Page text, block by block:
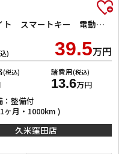
S ETC アルミホイール オートライト スマートキー 電動格納ミラー CVT 盗難防止システム 衝突安全ボディ ABS ESC CD エアコン パワーステアリング
) 39.5万円
(税込) 諸費用(税込)
13.6万円
：整備付
ヶ月・1000km )
久米窪田店